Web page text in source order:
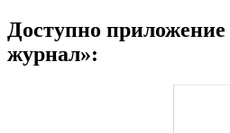
Доступно
журнал»: